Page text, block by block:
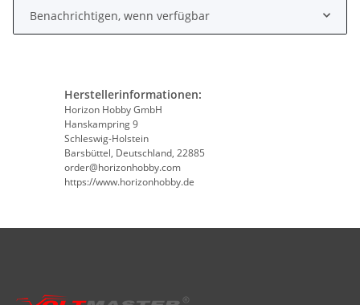
Benachrichtigen, wenn verfügbar
Herstellerinformationen:
Horizon Hobby GmbH
Hanskampring 9
Schleswig-Holstein
Barsbüttel, Deutschland, 22885
order@horizonhobby.com
https://www.horizonhobby.de